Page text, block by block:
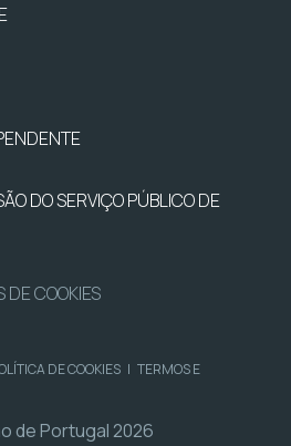
DO SERVIÇO PÚBLICO DE
DE COOKIES
DE COOKIES | TERMOS E
de Portugal 2026